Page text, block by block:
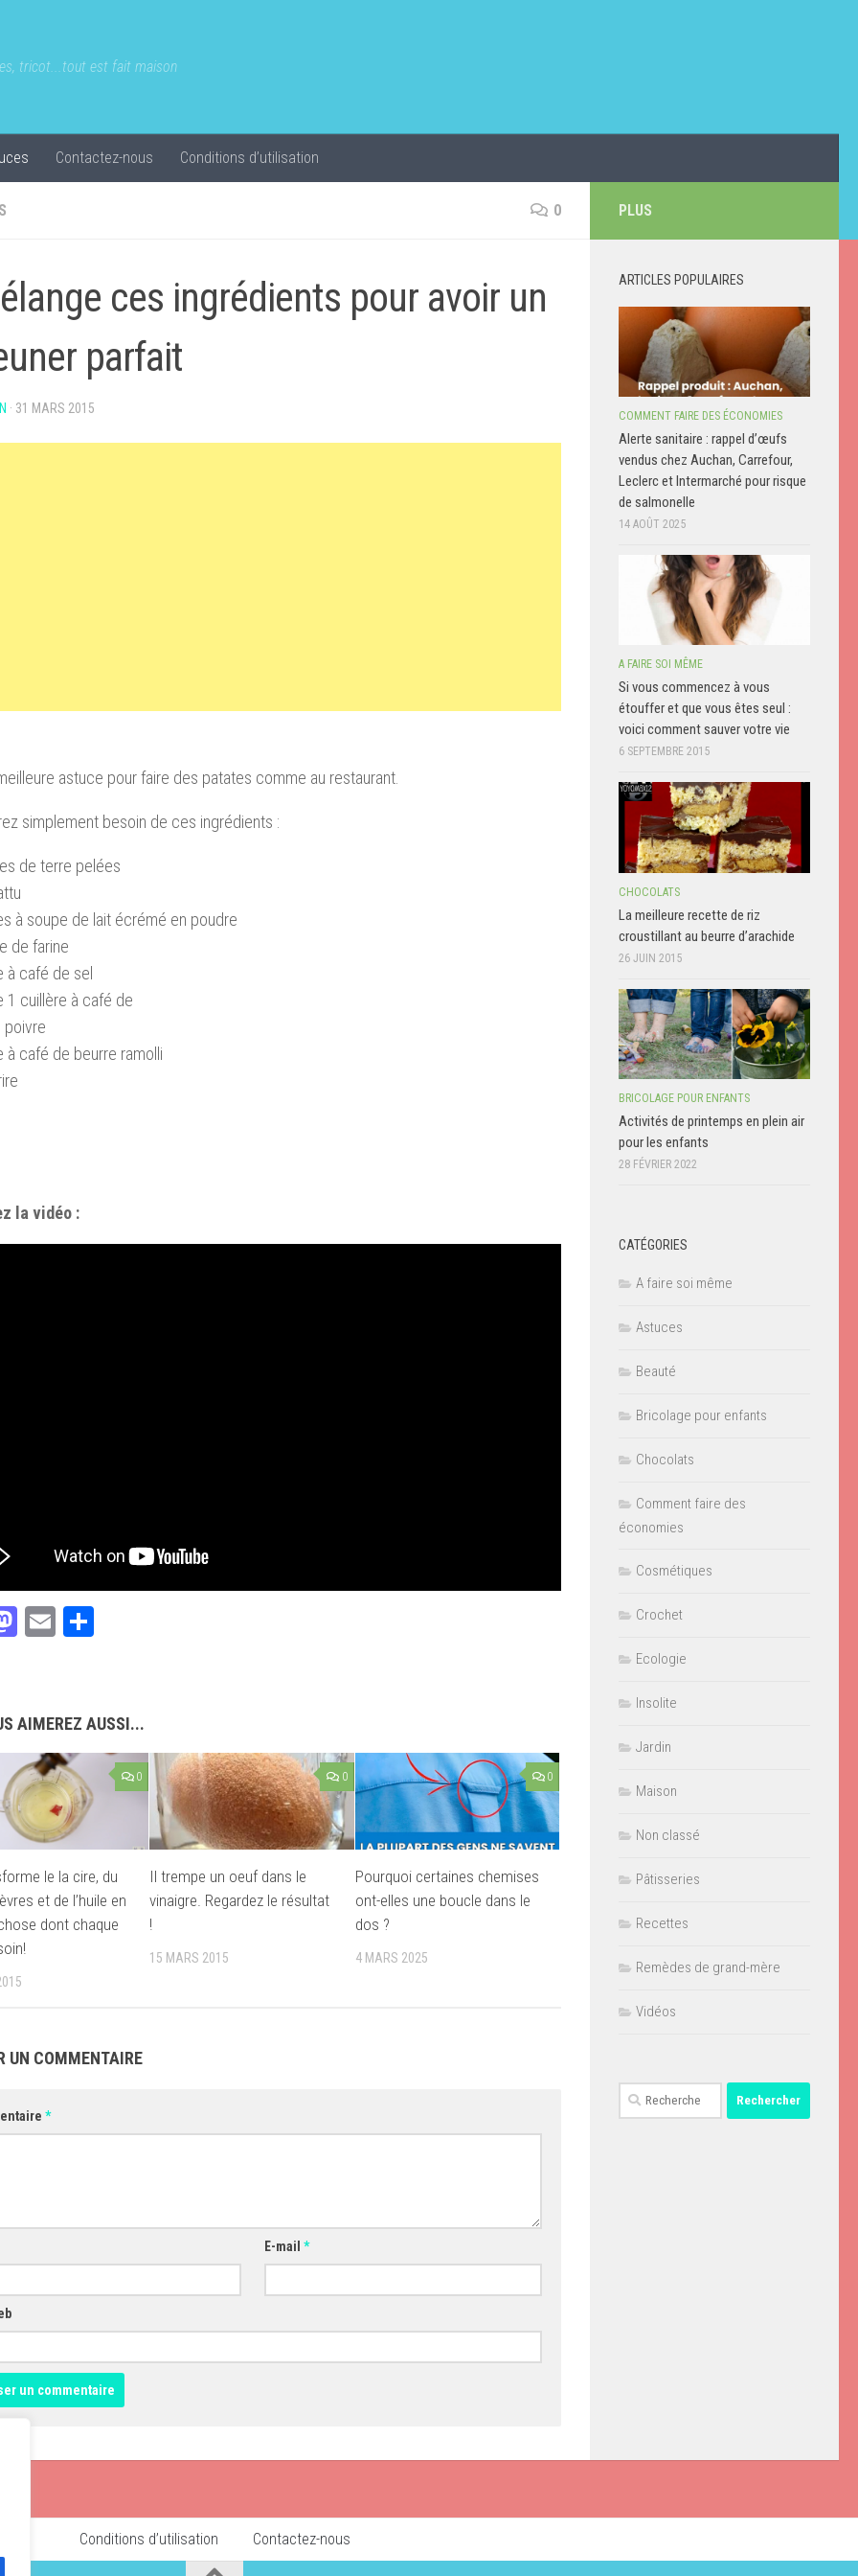
tricot...tout est fait maison
Contactez-nous Conditions d’utilisation
0
ces ingrédients pour avoir un
parfait
· 31 MARS 2015
astuce pour faire des patates comme au restaurant.
simplement besoin de ces ingrédients :
de terre pelées
à soupe de lait écrémé en poudre
de farine
à café de sel
1 cuillère à café de
à café de beurre ramolli
la vidéo :
Mastodon
Email
AIMEREZ AUSSI...
0
le la cire, du
et de l’huile en
dont chaque
0
Il trempe un oeuf dans le
vinaigre. Regardez le résultat
!
15 MARS 2015
0
Pourquoi certaines chemises
ont-elles une boucle dans le
dos ?
4 MARS 2025
UN COMMENTAIRE
*
E-mail*
PLUS
ARTICLES POPULAIRES
COMMENT FAIRE DES ÉCONOMIES
Alerte sanitaire : rappel d’œufs
vendus chez Auchan, Carrefour,
Leclerc et Intermarché pour risque
de salmonelle
14 AOÛT 2025
A FAIRE SOI MÊME
Si vous commencez à vous
étouffer et que vous êtes seul :
voici comment sauver votre vie
6 SEPTEMBRE 2015
CHOCOLATS
La meilleure recette de riz
croustillant au beurre d’arachide
26 JUIN 2015
BRICOLAGE POUR ENFANTS
Activités de printemps en plein air
pour les enfants
28 FÉVRIER 2022
CATÉGORIES
A faire soi même
Astuces
Beauté
Bricolage pour enfants
Chocolats
Comment faire des
économies
Cosmétiques
Crochet
Ecologie
Insolite
Jardin
Maison
Non classé
Pâtisseries
Recettes
Remèdes de grand-mère
Vidéos
Rechercher :
Conditions d’utilisation Contactez-nous